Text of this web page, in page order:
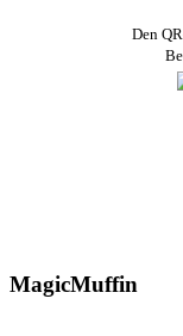
Den
MagicMuffin